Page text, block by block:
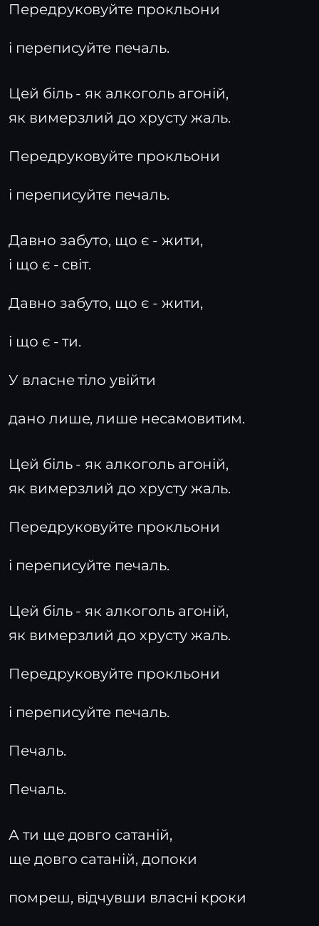
Передруковуйте прокльони
і переписуйте печаль.
Цей біль - як алкоголь агоній,
як вимерзлий до хрусту жаль.
Передруковуйте прокльони
і переписуйте печаль.
Давно забуто, що є - жити,
і що є - світ.
Давно забуто, що є - жити,
і що є - ти.
У власне тіло увійти
дано лише, лише несамовитим.
Цей біль - як алкоголь агоній,
як вимерзлий до хрусту жаль.
Передруковуйте прокльони
і переписуйте печаль.
Цей біль - як алкоголь агоній,
як вимерзлий до хрусту жаль.
Передруковуйте прокльони
і переписуйте печаль.
Печаль.
Печаль.
А ти ще довго сатаній,
ще довго сатаній, допоки
помреш, відчувши власні кроки